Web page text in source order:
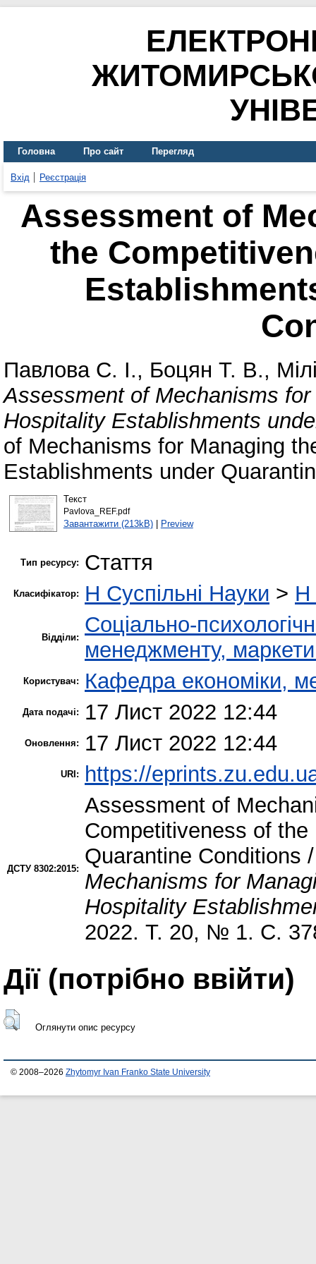
Головна Про сайт Перегляд
Вхід Реєстрація
Assessment of
the
Павлова С. І., Боцян Т. В.,
Assessment of Mechanisms
Hospitality Establishments
of Mechanisms for Managing
Establishments under
Текст
Pavlova_REF.pdf
Завантажити (213kB)| Preview
Тип ресурсу: Стаття
Класифікатор: H Суспільні Науки > H
Відділи:
Соціально-
менеджменту,
Користувач: Кафедра економіки,
Дата подачі: 17 Лист 2022 12:44
Оновлення: 17 Лист 2022 12:44
URI: https://
ДСТУ 8302:2015:
Assessment of
Competitiveness of
Quarantine Conditions
Mechanisms for
Hospitality
2022. Т. 20, № 1. С.
Дії ​​(потрібно ввійти)
Оглянути опис ресурсу
© 2008–2026 Zhytomyr Ivan Franko State University